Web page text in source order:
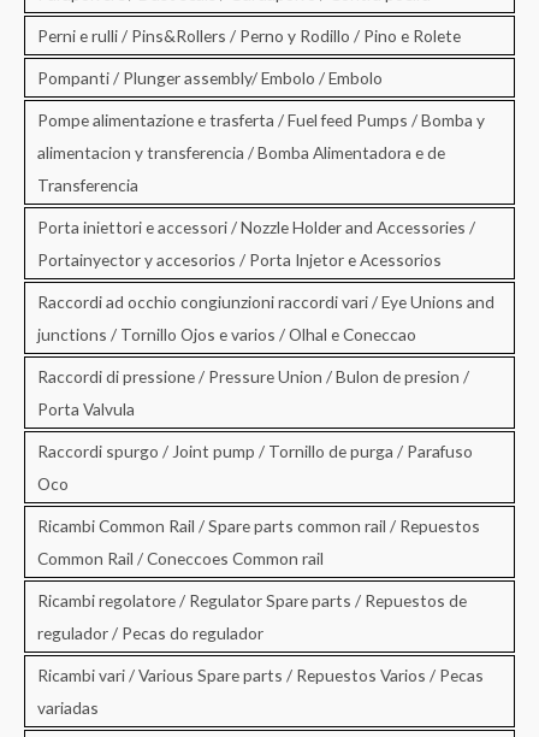
Perni e rulli / Pins&Rollers / Perno y Rodillo / Pino e Rolete
Pompanti / Plunger assembly/ Embolo / Embolo
Pompe alimentazione e trasferta / Fuel feed Pumps / Bomba y
alimentacion y transferencia / Bomba Alimentadora e de
Transferencia
Porta iniettori e accessori / Nozzle Holder and Accessories /
Portainyector y accesorios / Porta Injetor e Acessorios
Raccordi ad occhio congiunzioni raccordi vari / Eye Unions and
junctions / Tornillo Ojos e varios / Olhal e Coneccao
Raccordi di pressione / Pressure Union / Bulon de presion /
Porta Valvula
Raccordi spurgo / Joint pump / Tornillo de purga / Parafuso
Oco
Ricambi Common Rail / Spare parts common rail / Repuestos
Common Rail / Coneccoes Common rail
Ricambi regolatore / Regulator Spare parts / Repuestos de
regulador / Pecas do regulador
Ricambi vari / Various Spare parts / Repuestos Varios / Pecas
variadas